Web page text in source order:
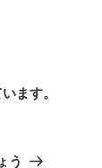
ます。
う